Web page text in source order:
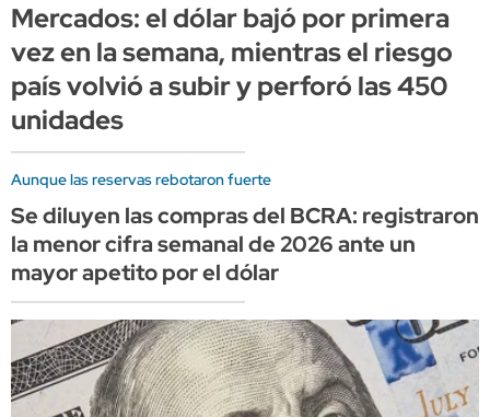
Mercados: el dólar bajó por primera
vez en la semana, mientras el riesgo
país volvió a subir y perforó las 450
unidades
Aunque las reservas rebotaron fuerte
Se diluyen las compras del BCRA: registraron
la menor cifra semanal de 2026 ante un
mayor apetito por el dólar